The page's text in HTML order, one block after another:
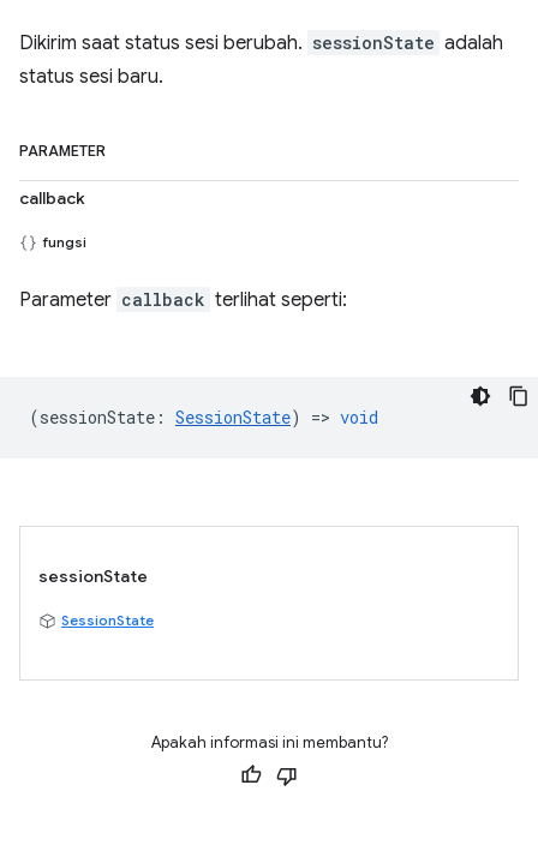
Dikirim saat status sesi berubah. sessionState adalah
status sesi baru.
PARAMETER
callback
fungsi
Parameter callback terlihat seperti:
(sessionState : SessionState) => void
sessionState
SessionState
Apakah informasi ini membantu?